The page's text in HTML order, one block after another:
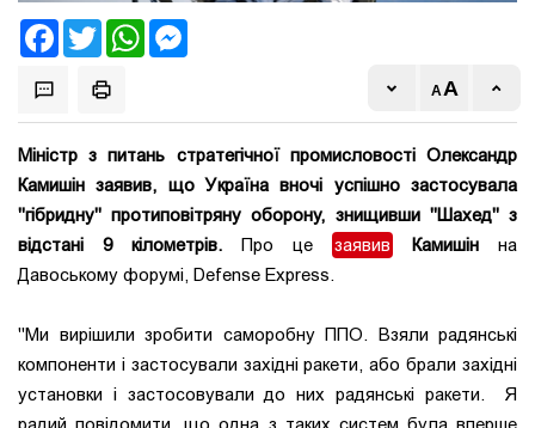
FacebookTwitter WhatsApp
Міністр з питань стратегічної промисловості Олександр
Камишін заявив, що Україна вночі успішно застосувала
"гібридну" протиповітряну оборону, знищивши "Шахед" з
відстані 9 кілометрів. Про це заявив Камишін на
Давоському форумі, Defense Express.
"Ми вирішили зробити саморобну ППО. Взяли радянські
компоненти і застосували західні ракети, або брали західні
установки і застосовували до них радянські ракети. Я